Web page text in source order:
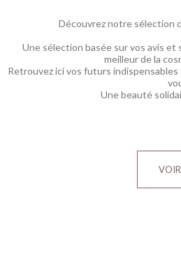
Découvrez notre sélection
Une sélection basée sur vos avis
meilleur de la
Retrouvez ici vos futurs indispensables
Une beauté